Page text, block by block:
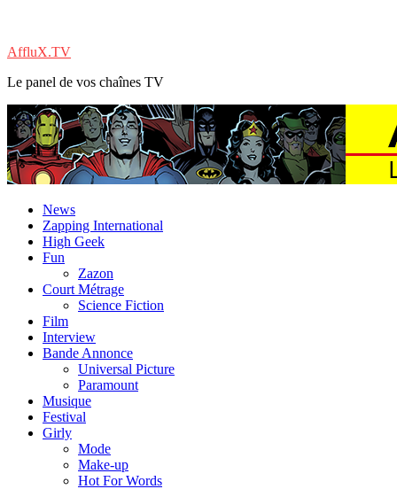
AffluX.TV
Le panel de vos chaînes TV
News
Zapping International
High Geek
Fun
Zazon
Court Métrage
Science Fiction
Film
Interview
Bande Annonce
Universal Picture
Paramount
Musique
Festival
Girly
Mode
Make-up
Hot For Words